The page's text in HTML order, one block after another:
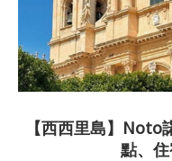
【西西里島】Noto
點、